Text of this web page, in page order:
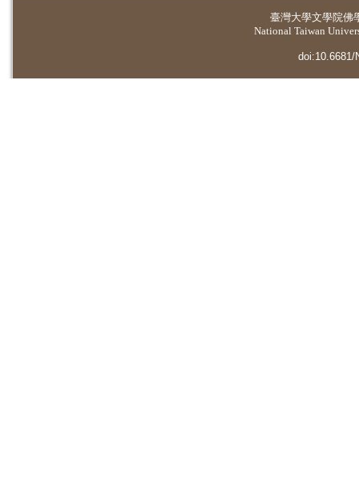
臺灣大學文學院佛
National Taiwan
doi:10.6681/